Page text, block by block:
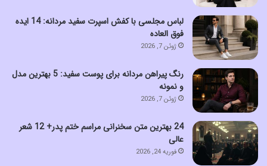
لباس مجلسی با کفش اسپرت سفید مردانه: 14 ایده
فوق العاده
ژوئن 7, 2026
رنگ پیراهن مردانه برای پوست سفید: 5 بهترین مدل
و نمونه
ژوئن 7, 2026
24 بهترین متن سخنرانی مراسم ختم پدر+ 12 شعر
عالی
فوریه 24, 2026